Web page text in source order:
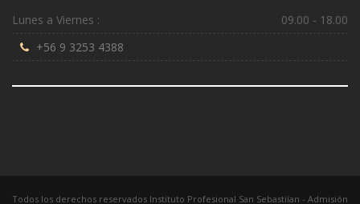
Lunes a Viernes :
09.00 - 18.00
+56 9 3253 4388
Todos los derechos reservados Instituto Profesional San Sebastiían - Admisión